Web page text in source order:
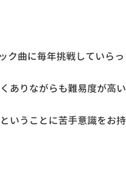
曲に毎年挑戦していらっ
ありながらも難易度が高い
いうことに苦手意識をお